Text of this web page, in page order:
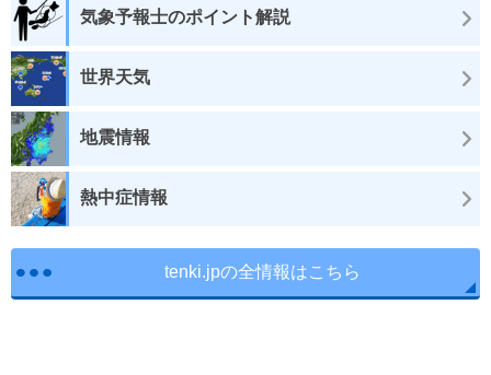
気象予報士のポイント解説
世界天気
地震情報
熱中症情報
tenki.jpの全情報はこちら